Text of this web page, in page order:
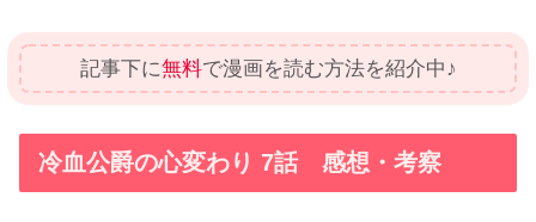
記事下に無料で漫画を読む方法を紹介中♪
冷血公爵の心変わり 7話 感想・考察